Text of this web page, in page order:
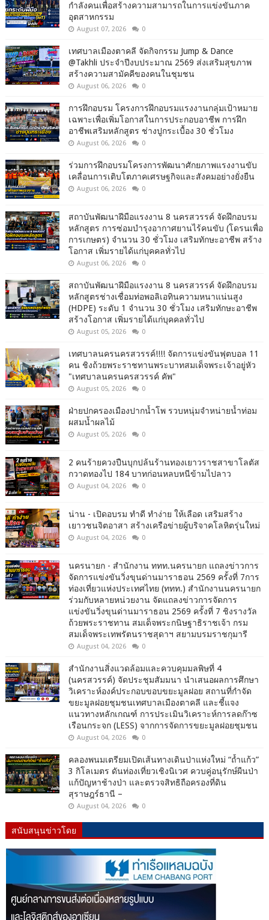
กำลังคนเพื่อสร้างความสามารถในการแข่งขันภาค
อุตสาหกรรม
August 07, 2026 0
เทศบาลเมืองตาคลี จัดกิจกรรม Jump & Dance
@Takhli ประจำปีงบประมาณ 2569 ส่งเสริมสุขภาพ
สร้างความสามัคคีของคนในชุมชน
August 06, 2026 0
การฝึกอบรม โครงการฝึกอบรมแรงงานกลุ่มเป้าหมาย
เฉพาะเพื่อเพิ่มโอกาสในการประกอบอาชีพ การฝึก
อาชีพเสริมหลักสูตร ช่างปูกระเบื้อง 30 ชั่วโมง
August 06, 2026 0
ร่วมการฝึกอบรมโครงการพัฒนาศักยภาพแรงงานขับ
เคลื่อนการเติบโตภาคเศรษฐกิจและสังคมอย่างยั่งยืน
August 06, 2026 0
สถาบันพัฒนาฝีมือแรงงาน 8 นครสวรรค์ จัดฝึกอบรม
หลักสูตร การซ่อมบำรุงอากาศยานไร้คนขับ (โดรนเพื่อ
การเกษตร) จำนวน 30 ชั่วโมง เสริมทักษะอาชีพ สร้าง
โอกาส เพิ่มรายได้แก่บุคคลทั่วไป
August 06, 2026 0
สถาบันพัฒนาฝีมือแรงงาน 8 นครสวรรค์ จัดฝึกอบรม
หลักสูตรช่างเชื่อมท่อพอลิเอทินความหนาแน่นสูง
(HDPE) ระดับ 1 จำนวน 30 ชั่วโมง เสริมทักษะอาชีพ
สร้างโอกาส เพิ่มรายได้แก่บุคคลทั่วไป
August 05, 2026 0
เทศบาลนครนครสวรรค์!!!! จัดการแข่งขันฟุตบอล 11
คน ชิงถ้วยพระราชทานพระบาทสมเด็จพระเจ้าอยู่หัว
"เทศบาลนครนครสวรรค์ คัพ"
August 05, 2026 0
ฝ่ายปกครองเมืองปากน้ำโพ รวบหนุ่มจำหน่ายน้ำท่อม
ผสมน้ำผลไม้
August 05, 2026 0
2 คนร้ายควงปืนบุกปล้นร้านทองเยาวราชสาขาโลตัส
กวาดทองไป 184 บาทก่อนหลบหนีข้ามไปลาว
August 04, 2026 0
น่าน - เปิดอบรม ทำดี ทำง่าย ให้เลือด เสริมสร้าง
เยาวชนจิตอาสา สร้างเครือข่ายผู้บริจาคโลหิตรุ่นใหม่
August 04, 2026 0
นครนายก - สำนักงาน ททท.นครนายก แถลงข่าวการ
จัดการแข่งขันวิ่งขุนด่านมาราธอน 2569 ครั้งที่ 7การ
ท่องเที่ยวแห่งประเทศไทย (ททท.) สำนักงานนครนายก
ร่วมกับหลายหน่วยงาน จัดแถลงข่าวการจัดการ
แข่งขันวิ่งขุนด่านมาราธอน 2569 ครั้งที่ 7 ชิงรางวัล
ถ้วยพระราชทาน สมเด็จพระกนิษฐาธิราชเจ้า กรม
สมเด็จพระเทพรัตนราชสุดาฯ สยามบรมราชกุมารี
August 04, 2026 0
สำนักงานสิ่งแวดล้อมและควบคุมมลพิษที่ 4
(นครสวรรค์) จัดประชุมสัมมนา นำเสนอผลการศึกษา
วิเคราะห์องค์ประกอบขอบขยะมูลฝอย สถานที่กำจัด
ขยะมูลฝอยชุมชนเทศบาลเมืองตาคลี และชี้แจง
แนวทางหลักเกณฑ์ การประเมินวิเคราะห์การลดก๊าซ
เรือนกระจก (LESS) จากการจัดการขยะมูลฝอยชุมชน
August 04, 2026 0
คลองพนมเตรียมเปิดเส้นทางเดินป่าแห่งใหม่ “ถ้ำแก้ว”
3 กิโลเมตร ดันท่องเที่ยวเชิงนิเวศ ควบคู่อนุรักษ์ผืนป่า
แก้ปัญหาช้างป่า และตรวจสิทธิถือครองที่ดิน
สุราษฎร์ธานี –
August 04, 2026 0
สนับสนุนข่าวโดย